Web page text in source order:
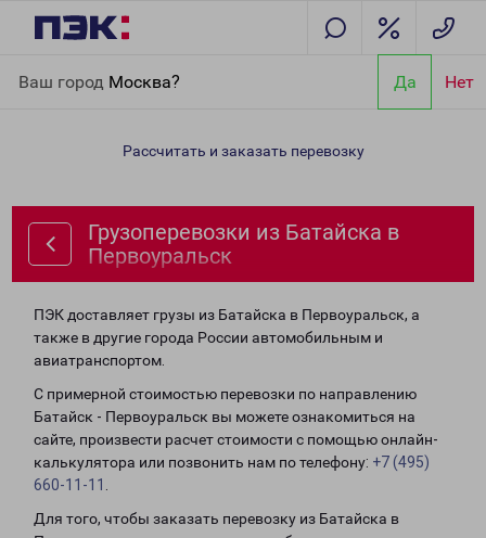
Ваш город Москва? Да Нет
Первоуральск
Рассчитать и заказать перевозку
Грузоперевозки из Батайска в
Первоуральск
ПЭК доставляет грузы из Батайска в Первоуральск, а
также в другие города России автомобильным и
авиатранспортом.
С примерной стоимостью перевозки по направлению
Батайск - Первоуральск вы можете ознакомиться на
сайте, произвести расчет стоимости с помощью онлайн-
калькулятора или позвонить нам по телефону: +7 (495)
660-11-11
Для того, чтобы заказать перевозку из Батайска в